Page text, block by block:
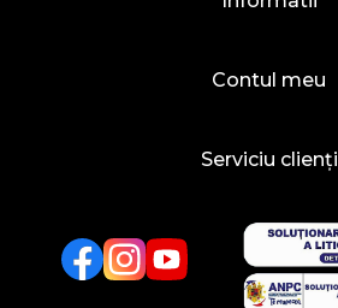
Contul meu
Serviciu clienți
FacebookTwitterYouTube